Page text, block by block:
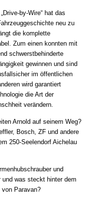
by-Wire“ hat das
neu zu
die komplette
Zum einen konnten mit
schwerstbehinderte
gewinnen und sind
im öffentlichen
wird garantiert
die Art der
verändern.
Arnold auf seinem Weg?
Bosch, ZF und andere
250-Seelendorf Aichelau
und
und was steckt hinter dem
von Paravan?